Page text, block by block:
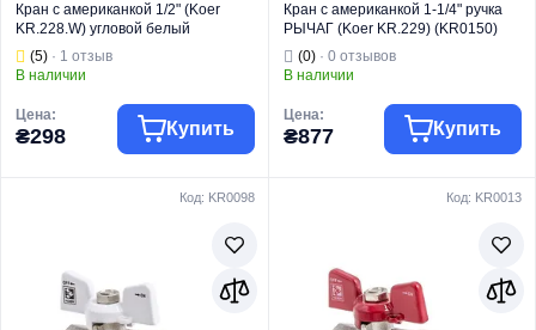
Кран с американкой 1/2" (Koer
KR.228.W) угловой белый
(KR0099)
(5) · 1 отзыв
В наличии
Цена:
₴298 Купить
Краны шаровые
Вид изделия
"Американка"
Назначение
Для воды
Кран с американкой 1-1/4" ручка
РЫЧАГ (Koer KR.229) (KR0150)
(0)· 0 отзывов
В наличии
Цена:
₴877 Купить
Краны шаровые
Вид изделия
"Американка"
Назначение
Для воды
Код: KR0098 Код: KR0013